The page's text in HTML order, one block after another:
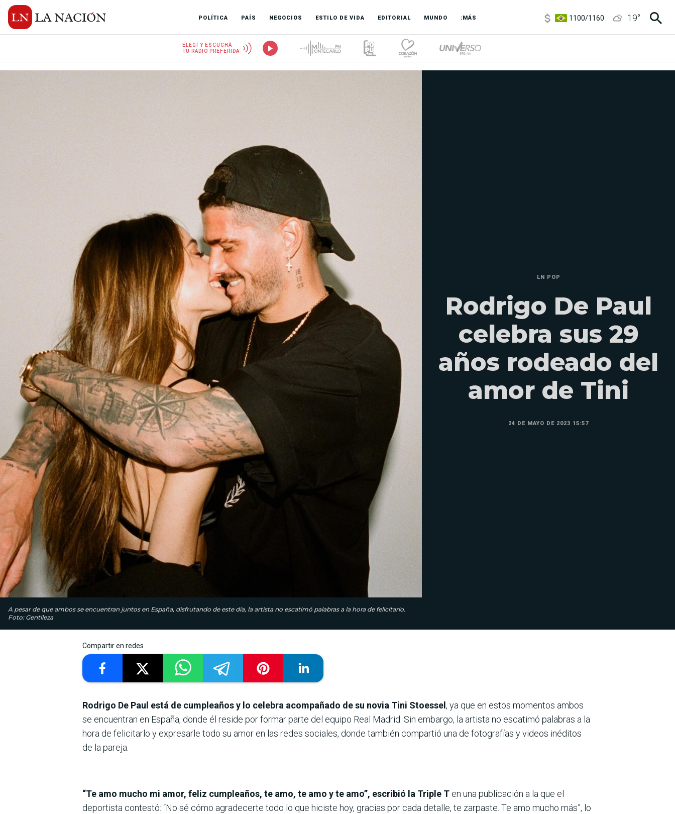
POLÍTICA PAÍS NEGOCIOS ESTILO DE VIDA EDITORIAL MUNDO :MÁS
3,8/4
19°
ELEGÍ Y ESCUCHÁ
TU RADIO PREFERIDA
A pesar de que ambos se encuentran juntos en España, disfrutando de este día, la artista no escatimó palabras a la hora de felicitarlo.
Foto: Gentileza
LN POP
Rodrigo De Paul
celebra sus 29
años rodeado del
amor de Tini
24 DE MAYO DE 2023 15:57
Compartir en redes
Rodrigo De Paul está de cumpleaños y lo celebra acompañado de su novia Tini Stoessel , ya que en estos momentos ambos
se encuentran en España, donde él reside por formar parte del equipo Real Madrid. Sin embargo, la artista no escatimó palabras a la
hora de felicitarlo y expresarle todo su amor en las redes sociales, donde también compartió una de fotografías y videos inéditos
de la pareja.
“Te amo mucho mi amor, feliz cumpleaños, te amo, te amo y te amo”, escribió la Triple T en una publicación a la que el
deportista contestó: “No sé cómo agradecerte todo lo que hiciste hoy, gracias por cada detalle, te zarpaste. Te amo mucho más”, lo